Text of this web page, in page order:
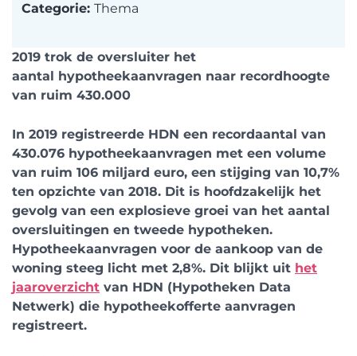
Categorie: Thema
2019 trok de oversluiter het
aantal hypotheekaanvragen naar recordhoogte
van ruim 430.000
In 2019 registreerde HDN een recordaantal van
430.076 hypotheekaanvragen met een volume
van ruim 106 miljard euro, een stijging van 10,7%
ten opzichte van 2018. Dit is hoofdzakelijk het
gevolg van een explosieve groei van het aantal
oversluitingen en tweede hypotheken.
Hypotheekaanvragen voor de aankoop van de
woning steeg licht met 2,8%. Dit blijkt uit het
jaaroverzicht van HDN (Hypotheken Data
Netwerk) die hypotheekofferte aanvragen
registreert.